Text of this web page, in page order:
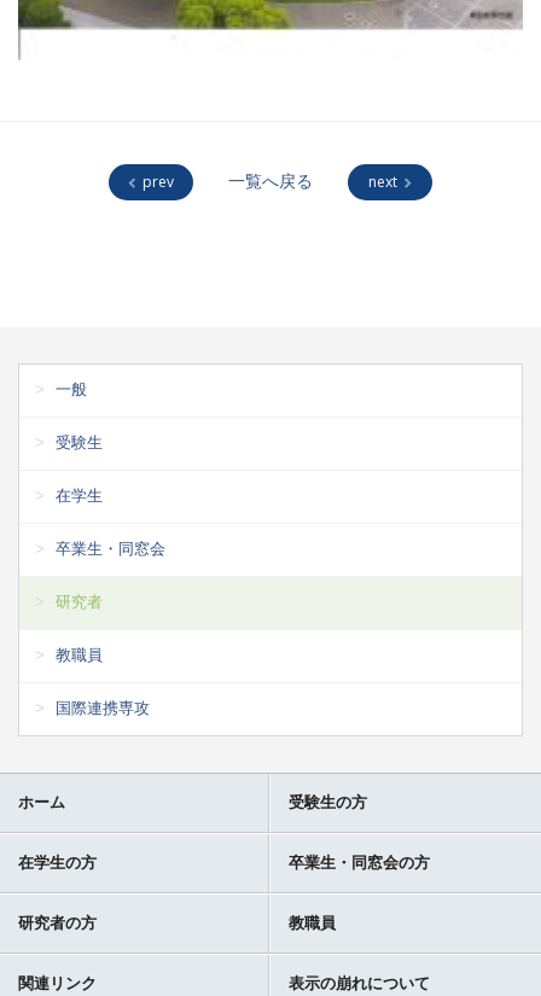
prev 一覧へ戻る next
一般
受験生
在学生
卒業生・同窓会
研究者
教職員
国際連携専攻
ホーム 受験生の方
在学生の方 卒業生・同窓会の方
研究者の方 教職員
関連リンク 表示の崩れについて